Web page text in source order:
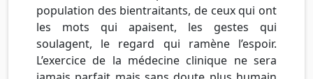
population des bientraitants, de ceux qui ont
les mots qui apaisent, les gestes qui
soulagent, le regard qui ramène l’espoir.
L’exercice de la médecine clinique ne sera